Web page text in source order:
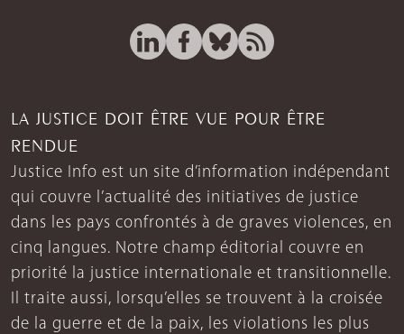
LA JUSTICE DOIT ÊTRE VUE POUR ÊTRE
RENDUE
Justice Info est un site d’information indépendant
qui couvre l’actualité des initiatives de justice
dans les pays confrontés à de graves violences, en
cinq langues. Notre champ éditorial couvre en
priorité la justice internationale et transitionnelle.
Il traite aussi, lorsqu’elles se trouvent à la croisée
de la guerre et de la paix, les violations les plus